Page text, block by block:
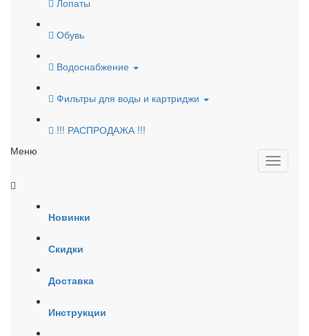
Лопаты
Обувь
Водоснабжение
Фильтры для воды и картриджи
!!! РАСПРОДАЖА !!!
Меню
Новинки
Скидки
Доставка
Инструкции